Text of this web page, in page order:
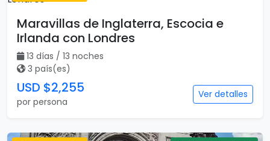
13 días
Irlanda con Londres